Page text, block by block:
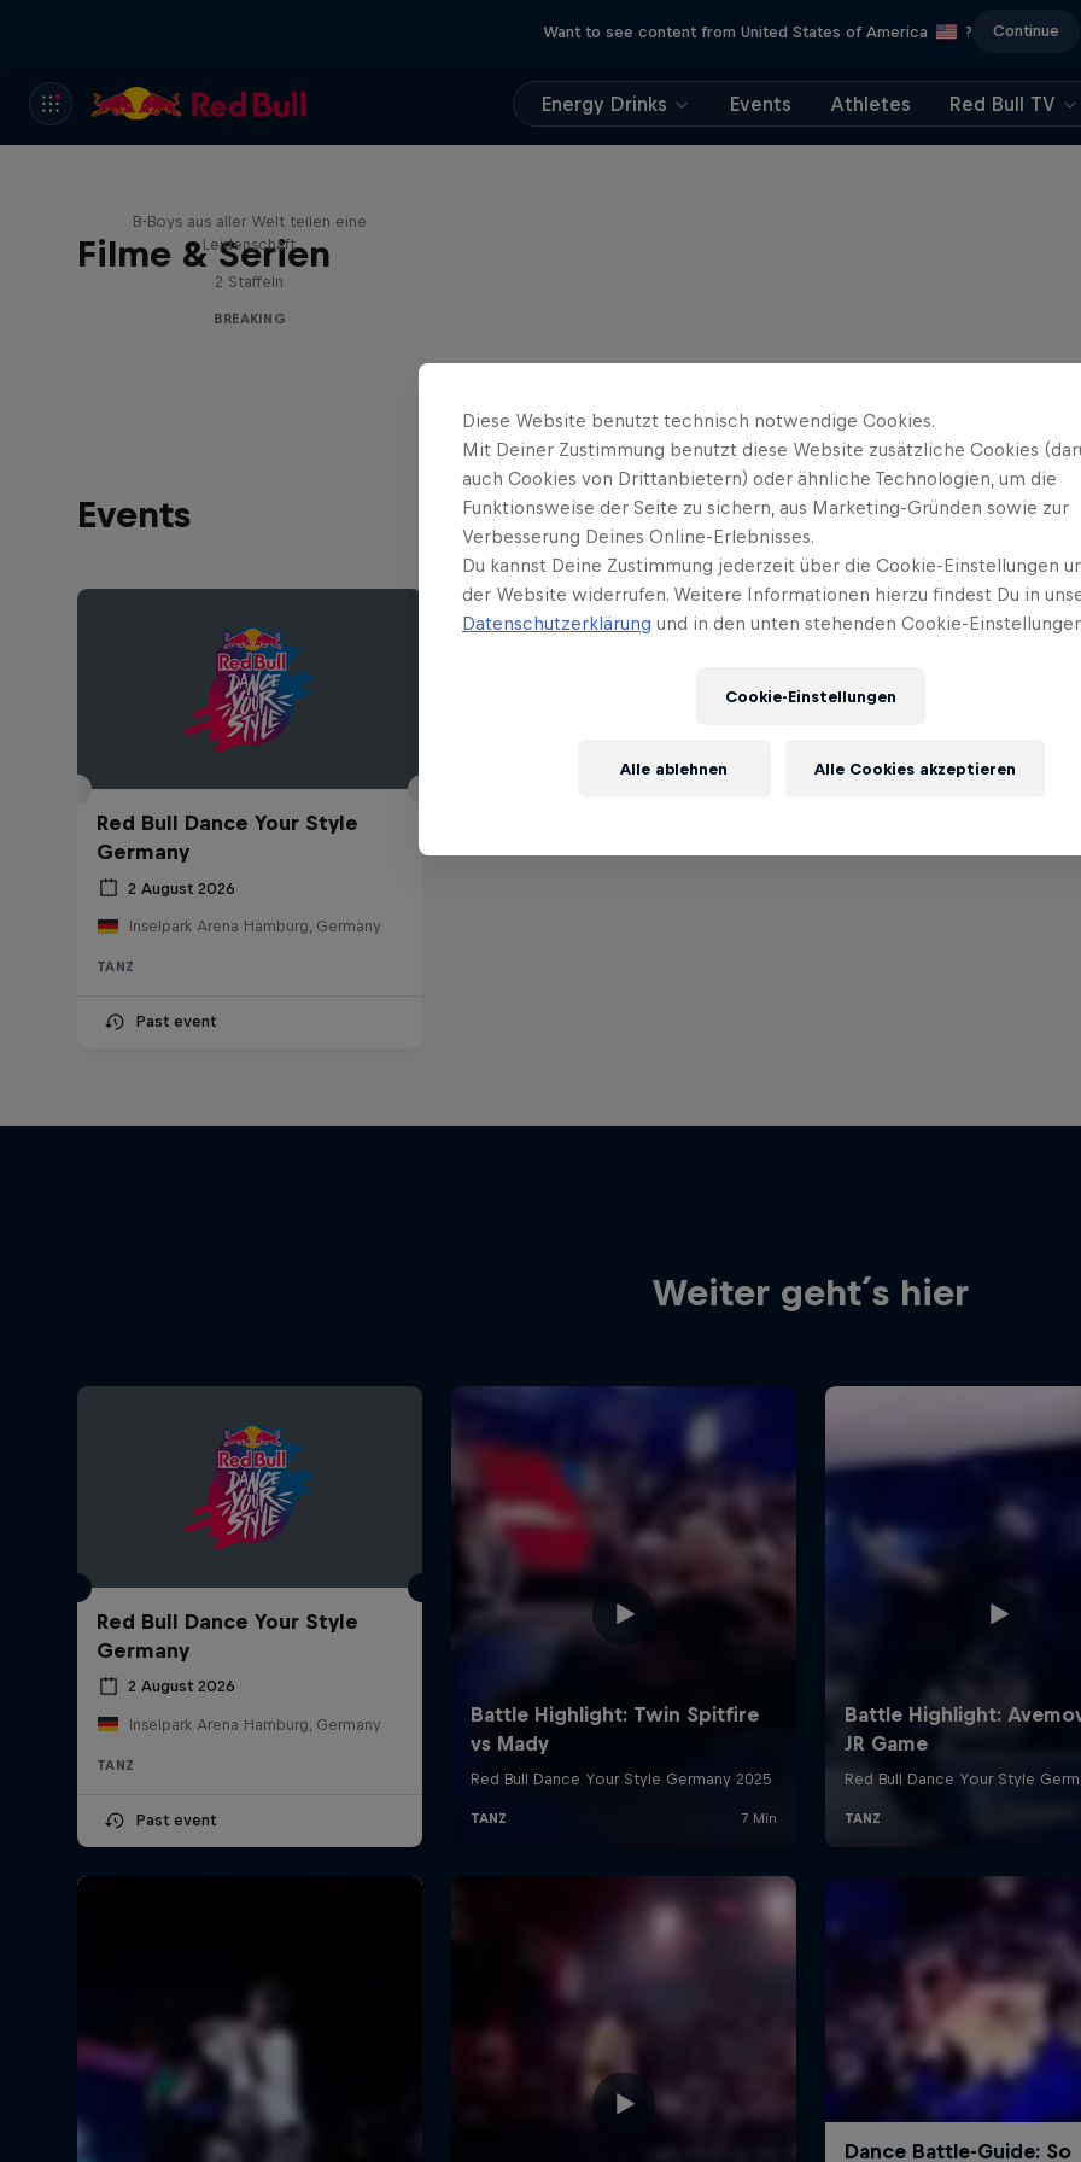
Want to see content from United States of America ? Continue
Energy Drinks Events Athletes Red Bull TV
Filme & Serien
B-Boys aus aller Welt teilen eine
Leidenschaft
2 Staffeln
BREAKING
Events
Red Bull Dance Your Style
Germany
2 August 2026
Inselpark Arena Hamburg, Germany
TANZ
Past event
Weiter geht´s hier
Red Bull Dance Your Style
Germany
2 August 2026
Inselpark Arena Hamburg, Germany
TANZ
Past event
Diese Website benutzt technisch notwendige Cookies.
Mit Deiner Zustimmung benutzt diese Website zusätzliche Cookies
auch Cookies von Drittanbietern) oder ähnliche Technologien, um die
Funktionsweise der Seite zu sichern, aus Marketing-Gründen sowie zur
Verbesserung Deines Online-Erlebnisses.
Du kannst Deine Zustimmung jederzeit über die Cookie-Einstellungen
der Website widerrufen. Weitere Informationen hierzu findest Du in
Datenschutzerklärung und in den unten stehenden Cookie-
Cookie-Einstellungen
Alle ablehnen Alle Cookies akzeptieren